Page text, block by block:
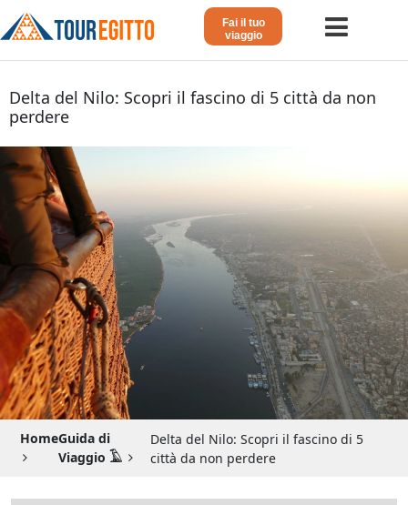
Fai il tuo
viaggio
Viaggio in Egitto
Crociera sul Nilo
Vacanze Lusso in Egitto
Dahabeya Lusso
Agosto in Egitto
Tour Giordania
Altri
Blog 𓁐
Guida di Viaggio 𓉔
Guida di Viaggio Giordania
Delta del Nilo: Scopri il fascino di 5 città da non
perdere
HomeGuida di
Viaggio 𓄿
Delta del Nilo: Scopri il fascino di 5
città da non perdere